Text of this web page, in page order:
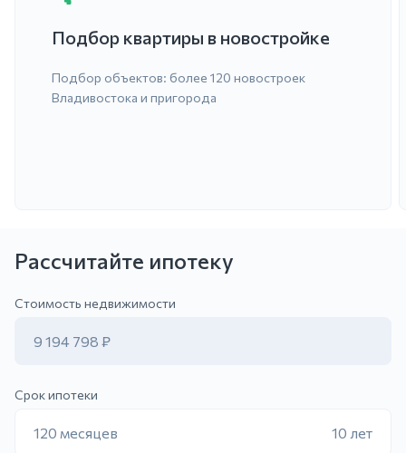
Подбор квартиры в новостройке
Подбор объектов: более 120 новостроек
Владивостока и пригорода
Рассчитайте ипотеку
Стоимость недвижимости
9 194 798 ₽
Срок ипотеки
120 месяцев 10 лет